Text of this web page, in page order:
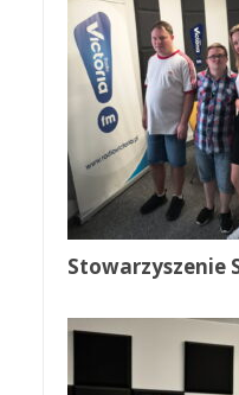
Stowarzyszenie